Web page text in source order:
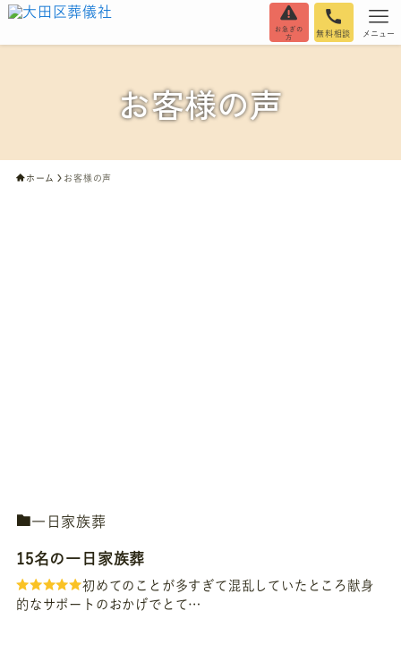
お急ぎの
方
無料相談 メニュー
お客様の声
ホーム お客様の声
一日家族葬
15名の一日家族葬
初めてのことが多すぎて混乱していたところ献身
的なサポートのおかげでとて…